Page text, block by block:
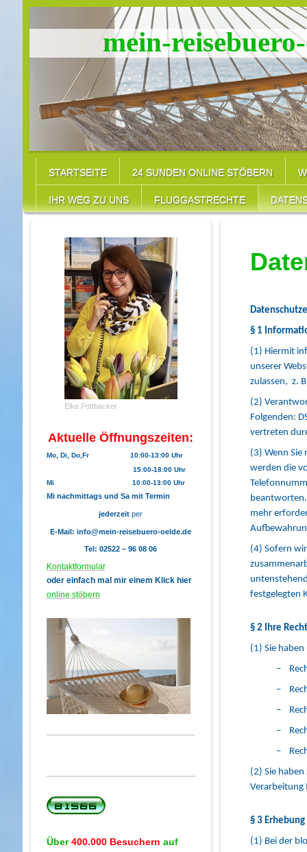
mein-
STARTSEITE 24 SUNDEN ONLINE STÖBERN
IHR WEG ZU UNS FLUGGASTRECHTE
§ 1
(1) Hiermit
unserer
zulassen, z.
(2)
Folgenden:
vertreten
(3) Wenn
werden die
mehr
(4) Sofern
festgelegten
§ 2 Ihre
(1) Sie
–
–
–
–
–
(2) Sie
Verarbeitung
§ 3
(1) Bei der
Elke Pottbacker
Aktuelle Öffnungszeiten:
Mo, Di, Do,Fr 10:00-13:00 Uhr
15:00-18:00 Uhr
Mi 10:00-13:00 Uhr
Mi nachmittags und Sa mit Termin
jederzeit per
E-Mail: info@mein-reisebuero-oelde.de
Tel: 02522 – 96 08 06
Kontaktformular
oder einfach mal mir einem Klick hier
online stöbern
Über 400.000 Besuchern auf